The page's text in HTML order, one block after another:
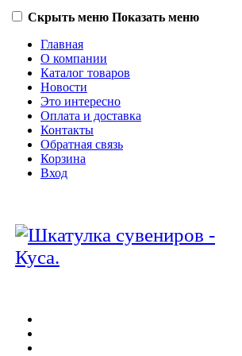
Скрыть меню Показать меню
Главная
О компании
Каталог товаров
Новости
Это интересно
Оплата и доставка
Контакты
Обратная связь
Корзина
Вход